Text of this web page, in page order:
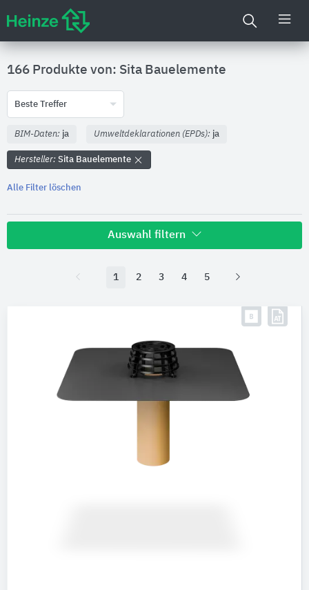
166 Produkte von: Sita Bauelemente
Beste Treffer
BIM-Daten: ja Umweltdeklarationen (EPDs): ja
Hersteller: Sita Bauelemente
Alle Filter löschen
Auswahl filtern
Digitale Daten
1 2 3 4 5